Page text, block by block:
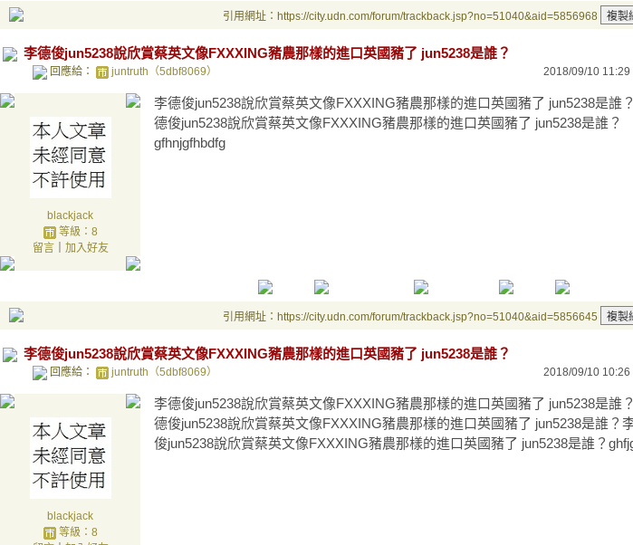
引用網址：https://city.udn.com/forum/trackback.jsp?no=51040&aid=5856968
李德俊jun5238說欣賞蔡英文像FXXXING豬農那樣的進口英國豬了 jun5238是誰？
回應給： juntruth（5dbf8069） 2018/09/10 11:29
blackjack
等級：8
留言｜ 加入好友
李德俊jun5238說欣賞蔡英文像FXXXING豬農那樣的進口英國豬了 jun5238是誰
德俊jun5238說欣賞蔡英文像FXXXING豬農那樣的進口英國豬了 jun5238是誰？
gfhnjgfhbdfg
引用網址：https://city.udn.com/forum/trackback.jsp?no=51040&aid=5856645
李德俊jun5238說欣賞蔡英文像FXXXING豬農那樣的進口英國豬了 jun5238是誰？
回應給： juntruth（5dbf8069） 2018/09/10 10:26
blackjack
等級：8
李德俊jun5238說欣賞蔡英文像FXXXING豬農那樣的進口英國豬了 jun5238是誰
德俊jun5238說欣賞蔡英文像FXXXING豬農那樣的進口英國豬了 jun5238是誰？
俊jun5238說欣賞蔡英文像FXXXING豬農那樣的進口英國豬了 jun5238是誰？